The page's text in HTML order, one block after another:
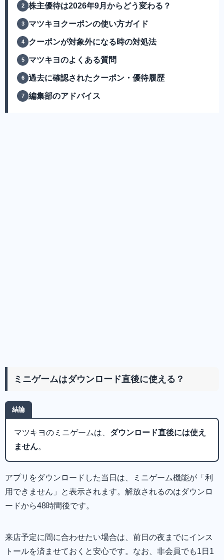
株主優待は2026年9月からどう変わる？
マツキヨクーポンの使い方ガイド
クーポンが対象外になる時の対処法
マツキヨのよくある質問
過去に確認されたクーポン・優待履歴
編集部のアドバイス
ミニゲームはダウンロード直後に使える？
結論
マツキヨのミニゲームは、 ダウンロード直後には使え
ません。
アプリをダウンロードした当日は、ミニゲーム機能が「利
用できません」と表示されます。解放されるのはダウンロ
ードから48時間後です。
来店予定に間に合わせたい場合は、前日の夜までにインス
トールを済ませておくと安心です。なお、非会員でも1日1